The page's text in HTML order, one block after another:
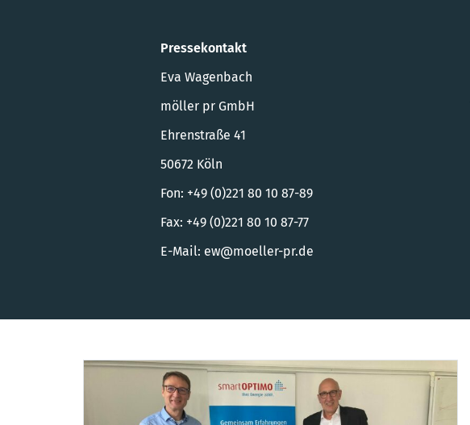
Pressekontakt
Eva Wagenbach
möller pr GmbH
Ehrenstraße 41
50672 Köln
Fon: +49 (0)221 80 10 87-89
Fax: +49 (0)221 80 10 87-77
E-Mail: ew@moeller-pr.de